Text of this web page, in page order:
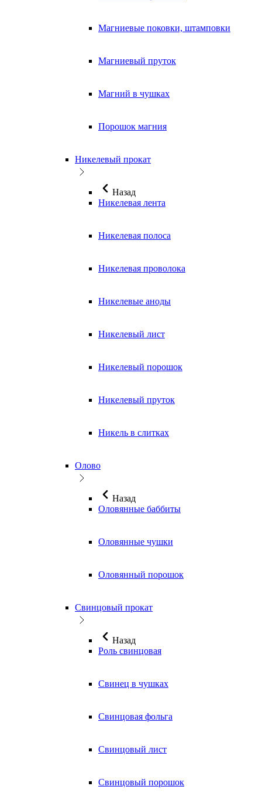
Магниевые поковки, штамповки
Магниевый пруток
Магний в чушках
Порошок магния
Никелевый прокат
Назад
Никелевая лента
Никелевая полоса
Никелевая проволока
Никелевые аноды
Никелевый лист
Никелевый порошок
Никелевый пруток
Никель в слитках
Олово
Назад
Оловянные баббиты
Оловянные чушки
Оловянный порошок
Свинцовый прокат
Назад
Роль свинцовая
Свинец в чушках
Свинцовая фольга
Свинцовый лист
Свинцовый порошок